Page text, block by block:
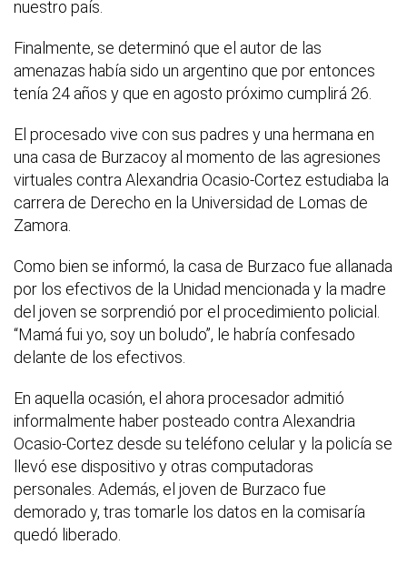
nuestro país.
Finalmente, se determinó que el autor de las
amenazas había sido un argentino que por entonces
tenía 24 años y que en agosto próximo cumplirá 26.
El procesado vive con sus padres y una hermana en
una casa de Burzacoy al momento de las agresiones
virtuales contra Alexandria Ocasio-Cortez estudiaba la
carrera de Derecho en la Universidad de Lomas de
Zamora.
Como bien se informó, la casa de Burzaco fue allanada
por los efectivos de la Unidad mencionada y la madre
del joven se sorprendió por el procedimiento policial.
“Mamá fui yo, soy un boludo”, le habría confesado
delante de los efectivos.
En aquella ocasión, el ahora procesador admitió
informalmente haber posteado contra Alexandria
Ocasio-Cortez desde su teléfono celular y la policía se
llevó ese dispositivo y otras computadoras
personales. Además, el joven de Burzaco fue
demorado y, tras tomarle los datos en la comisaría
quedó liberado.